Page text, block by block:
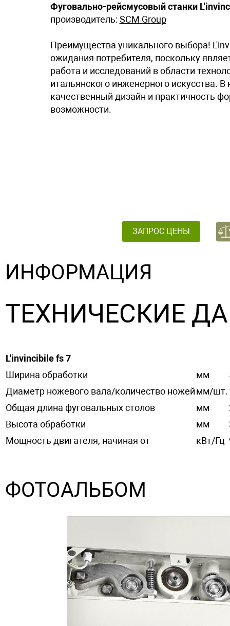
Фуговально-рейсмусовый станки
производитель: SCM Group
Преимущества уникального выбора!
ожидания потребителя, поскольку
работа и исследований в области
итальянского инженерного искусства.
качественный дизайн и практичность
возможности.
ЗАПРОС ЦЕНЫ
ИНФОРМАЦИЯ
ТЕХНИЧЕСКИЕ
L'invincibile fs 7
Ширина обработки
мм
Диаметр ножевого вала/количество ножеймм/шт.
Общая длина фуговальных столов
мм
Высота обработки
мм
Мощность двигателя, начиная от
кВт/Гц
ФОТОАЛЬБОМ